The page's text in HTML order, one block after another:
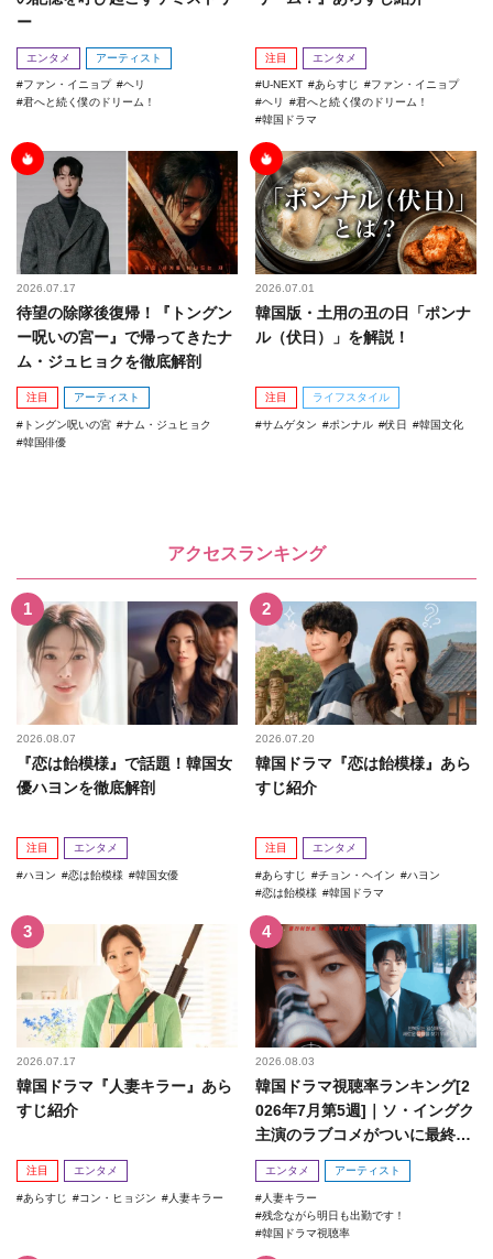
ー
エンタメ アーティスト
ファン・イニョプ
ヘリ
君へと続く僕のドリーム！
注目 エンタメ
U-NEXT あらすじ
ファン・イニョプ
ヘリ
君へと続く僕のドリーム！
韓国ドラマ
2026.07.17
待望の除隊後復帰！『トングン
ー呪いの宮ー』で帰ってきたナ
ム・ジュヒョクを徹底解剖
注目 アーティスト
トングン呪いの宮
ナム・ジュヒョク
韓国俳優
2026.07.01
韓国版・土用の丑の日「ポンナ
ル（伏日）」を解説！
注目 ライフスタイル
サムゲタン ポンナル 伏日 韓国文化
アクセスランキング
2026.08.07
『恋は飴模様』で話題！韓国女
優ハヨンを徹底解剖
注目 エンタメ
ハヨン 恋は飴模様 韓国女優
2026.07.20
韓国ドラマ『恋は飴模様』あら
すじ紹介
注目 エンタメ
あらすじ チョン・ヘイン
ハヨン
恋は飴模様
韓国ドラマ
2026.07.17
韓国ドラマ『人妻キラー』あら
すじ紹介
注目 エンタメ
あらすじ コン・ヒョジン 人妻キラー
2026.08.03
韓国ドラマ視聴率ランキング[2
026年7月第5週]｜ソ・イングク
主演のラブコメがついに最終
回！
エンタメ アーティスト
人妻キラー
残念ながら明日も出勤です！
韓国ドラマ視聴率